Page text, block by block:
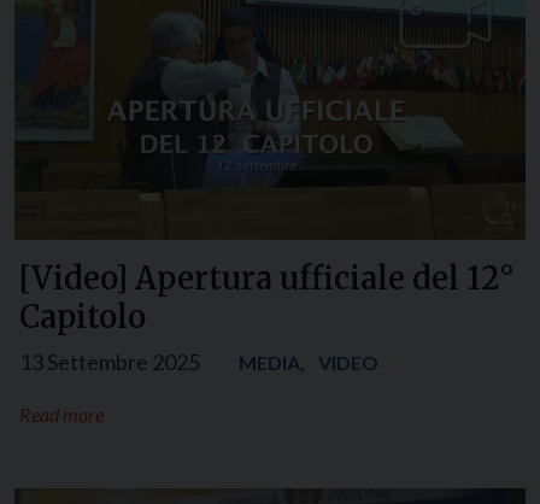
[Video] Apertura ufficiale del 12°
Capitolo
13 Settembre 2025 MEDIA, VIDEO
Read more